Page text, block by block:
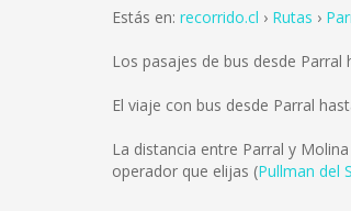
Estás en: recorrido.cl Rutas
Los pasajes de bus desde
El viaje con bus desde Parral
La distancia entre Parral y
operador que elijas (Pullman del